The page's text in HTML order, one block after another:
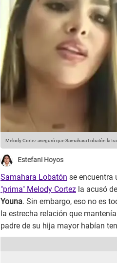
Melody Cortez aseguró que Samahara Lobatón la
Estefani Hoyos
Samahara Lobatón se encuentra
"prima" Melody Cortez la acusó
Youna. Sin embargo, eso no es
la estrecha relación que
padre de su hija mayor habían